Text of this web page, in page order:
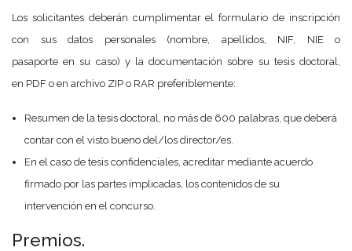
Los solicitantes deberán cumplimentar el formulario de inscripción
con sus datos personales (nombre, apellidos, NIF, NIE o
pasaporte en su caso) y la documentación sobre su tesis doctoral,
en PDF o en archivo ZIP o RAR preferiblemente:
Resumen de la tesis doctoral, no más de 600 palabras, que deberá
contar con el visto bueno del/los director/es.
En el caso de tesis confidenciales, acreditar mediante acuerdo
firmado por las partes implicadas, los contenidos de su
intervención en el concurso.
Premios.